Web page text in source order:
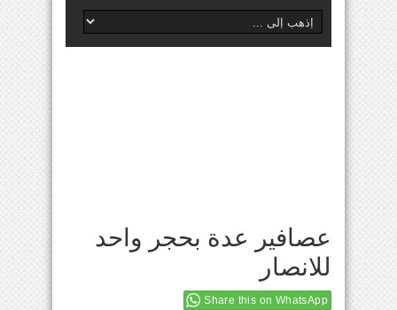
عصافير عدة بحجر واحد
للانصار
Share this on WhatsApp